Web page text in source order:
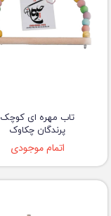
تاب مهره ای کوچک
پرندگان چکاوک
اتمام موجودی